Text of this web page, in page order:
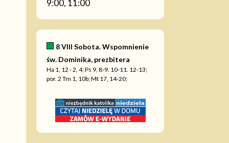
9:00, 11:00
8 VIII Sobota. Wspomnienie
św. Dominika, prezbitera
Ha 1, 12 - 2, 4; Ps 9, 8-9. 10-11. 12-13;
por. 2 Tm 1, 10b; Mt 17, 14-20;